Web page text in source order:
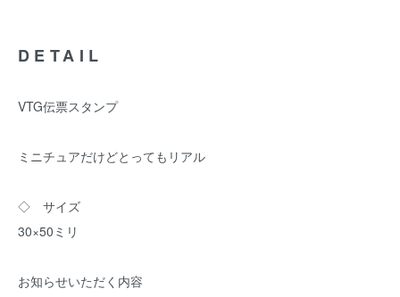
DETAIL
VTG伝票スタンプ
ミニチュアだけどとってもリアル
◇ サイズ
30×50ミリ
お知らせいただく内容